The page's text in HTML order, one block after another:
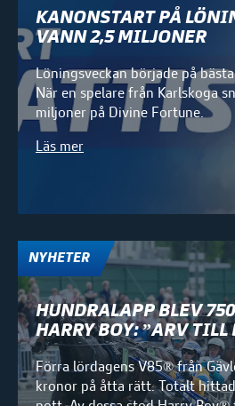
KANONSTART PÅ
VANN 2,5 MILJONER
Löningsveckan började på
När en spelare från Karlskoga
miljoner på Divine Fortune.
Läs mer
NYHETER
HUNDRALAPP BLEV
HARRY BOY: ”ARV TILL
Förra lördagens V85® från
kronor på åtta rätt. Totalt